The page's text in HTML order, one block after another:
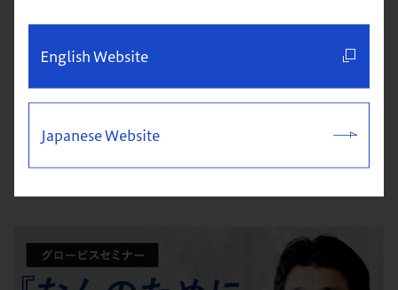
English Website
Japanese Website
【超図解】クリティカル・シンキングとは？身につける方
法を解説